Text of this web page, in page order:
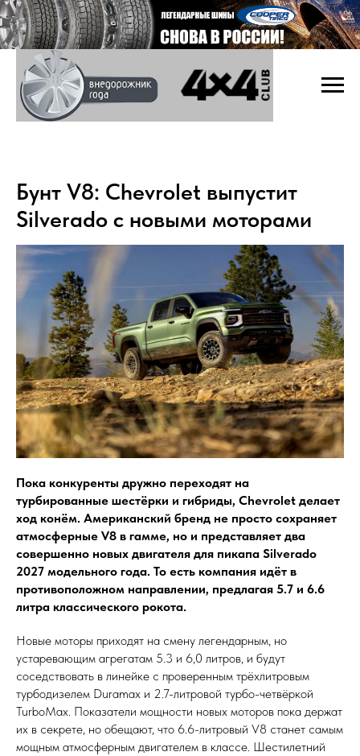
Бунт V8: Chevrolet выпустит
Silverado с новыми моторами
Пока конкуренты дружно переходят на
турбированные шестёрки и гибриды, Chevrolet делает
ход конём. Американский бренд не просто сохраняет
атмосферные V8 в гамме, но и представляет два
совершенно новых двигателя для пикапа Silverado
2027 модельного года. То есть компания идёт в
противоположном направлении, предлагая 5.7 и 6.6
литра классического рокота.
Новые моторы приходят на смену легендарным, но
устаревающим агрегатам 5.3 и 6,0 литров, и будут
соседствовать в линейке с проверенным трёхлитровым
турбодизелем Duramax и 2.7-литровой турбо-четвёркой
TurboMax. Показатели мощности новых моторов пока держат
их в секрете, но обещают, что 6.6-литровый V8 станет самым
мощным атмосферным двигателем в классе. Шестилетний